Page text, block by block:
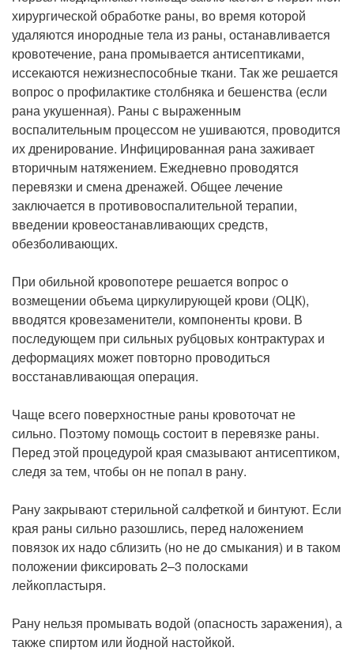
хирургической обработке раны, во время которой
удаляются инородные тела из раны, останавливается
кровотечение, рана промывается антисептиками,
иссекаются нежизнеспособные ткани. Так же решается
вопрос о профилактике столбняка и бешенства (если
рана укушенная). Раны с выраженным
воспалительным процессом не ушиваются, проводится
их дренирование. Инфицированная рана заживает
вторичным натяжением. Ежедневно проводятся
перевязки и смена дренажей. Общее лечение
заключается в противовоспалительной терапии,
введении кровеостанавливающих средств,
обезболивающих.
При обильной кровопотере решается вопрос о
возмещении объема циркулирующей крови (ОЦК),
вводятся кровезаменители, компоненты крови. В
последующем при сильных рубцовых контрактурах и
деформациях может повторно проводиться
восстанавливающая операция.
Чаще всего поверхностные раны кровоточат не
сильно. Поэтому помощь состоит в перевязке раны.
Перед этой процедурой края смазывают антисептиком,
следя за тем, чтобы он не попал в рану.
Рану закрывают стерильной салфеткой и бинтуют. Если
края раны сильно разошлись, перед наложением
повязок их надо сблизить (но не до смыкания) и в таком
положении фиксировать 2–3 полосками
лейкопластыря.
Рану нельзя промывать водой (опасность заражения), а
также спиртом или йодной настойкой.